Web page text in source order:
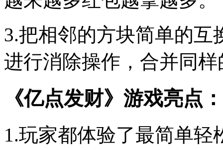
3.把相邻的方块简单的
进行消除操作，合并同
《亿点发财》游戏亮点：
1.玩家都体验了最简单